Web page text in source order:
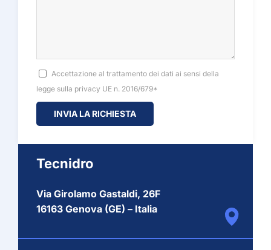
Accettazione al trattamento dei dati ai sensi della
legge sulla privacy UE n. 2016/679*
Tecnidro
Via Girolamo Gastaldi, 26F
16163 Genova (GE) – Italia